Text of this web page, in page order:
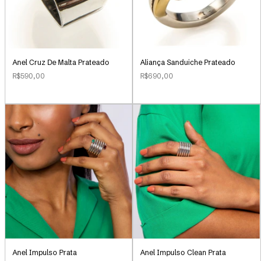
Anel Cruz De Malta Prateado
R$590,00
Aliança Sanduiche Prateado
R$690,00
Anel Impulso Prata
Anel Impulso Clean Prata